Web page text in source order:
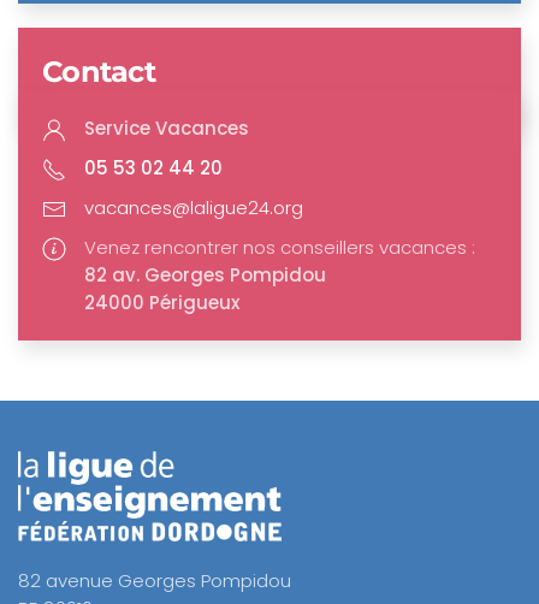
Contact
Service Vacances
05 53 02 44 20
vacances@laligue24.org
Venez rencontrer nos conseillers vacances :
82 av. Georges Pompidou
24000 Périgueux
82 avenue Georges Pompidou